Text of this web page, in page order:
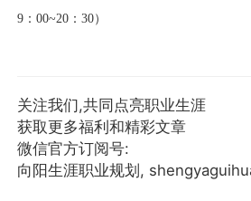
9： 00~20： 30）
关注我们,共同点亮职业生涯
获取更多福利和精彩文章
微信官方订阅号:
向阳生涯职业规划,